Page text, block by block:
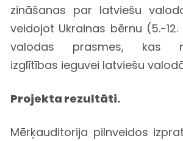
zināšanas par latviešu
veidojot Ukrainas bērnu (5.-
valodas prasmes, kas
izglītības ieguvei latviešu
Projekta rezultāti.
Mērķauditorija pilnveidos